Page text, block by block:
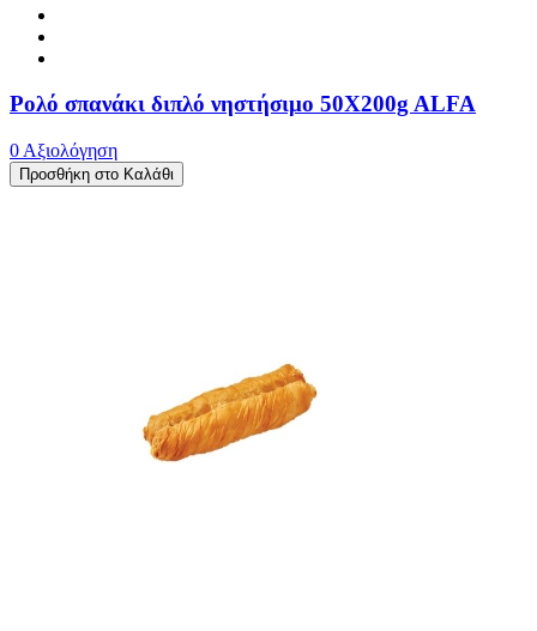
Ρολό σπανάκι διπλό νηστήσιμο 50X200g ALFA
0 Αξιολόγηση
Προσθήκη στο Καλάθι